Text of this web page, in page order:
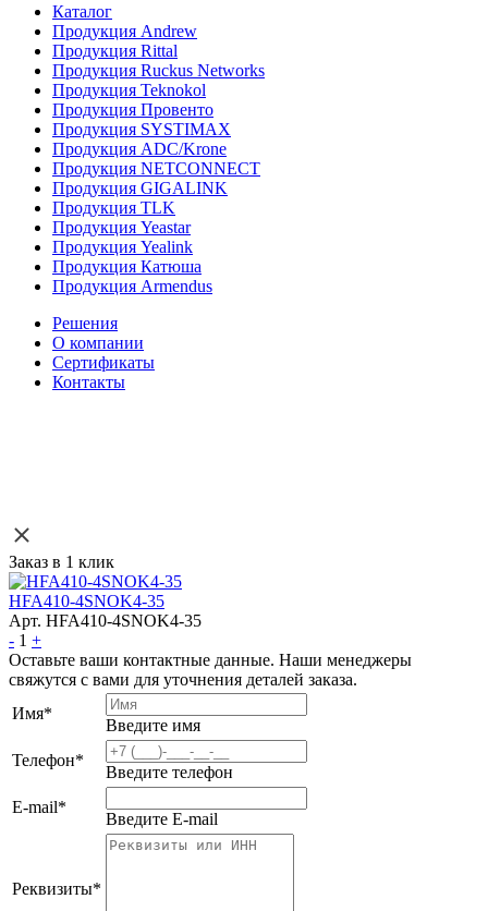
Каталог
Продукция Andrew
Продукция Rittal
Продукция Ruckus Networks
Продукция Teknokol
Продукция Провенто
Продукция SYSTIMAX
Продукция ADC/Krone
Продукция NETCONNECT
Продукция GIGALINK
Продукция TLK
Продукция Yeastar
Продукция Yealink
Продукция Катюша
Продукция Armendus
Решения
О компании
Сертификаты
Контакты
Заказ в 1 клик
HFA410-4SNOK4-35
Арт. HFA410-4SNOK4-35
- 1 +
Оставьте ваши контактные данные. Наши менеджеры
свяжутся с вами для уточнения деталей заказа.
Имя*
Введите имя
Телефон*
Введите телефон
E-mail*
Введите E-mail
Реквизиты*